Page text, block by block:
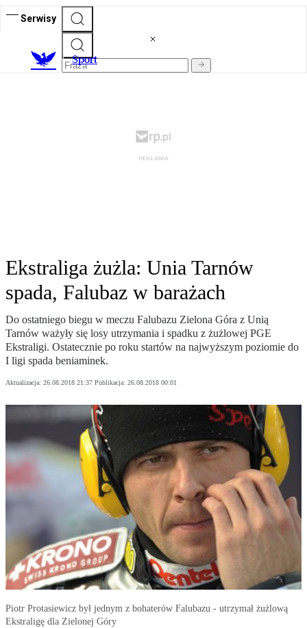
Serwisy
Sport
Ekstraliga żużla: Unia Tarnów
spada, Falubaz w barażach
Do ostatniego biegu w meczu Falubazu Zielona Góra z Unią
Tarnów ważyły się losy utrzymania i spadku z żużlowej PGE
Ekstraligi. Ostatecznie po roku startów na najwyższym poziomie do
I ligi spada beniaminek.
Aktualizacja: 26.08.2018 21:37 Publikacja: 26.08.2018 00:01
Piotr Protasiewicz był jednym z bohaterów Falubazu - utrzymał żużlową
Ekstraligę dla Zielonej Góry